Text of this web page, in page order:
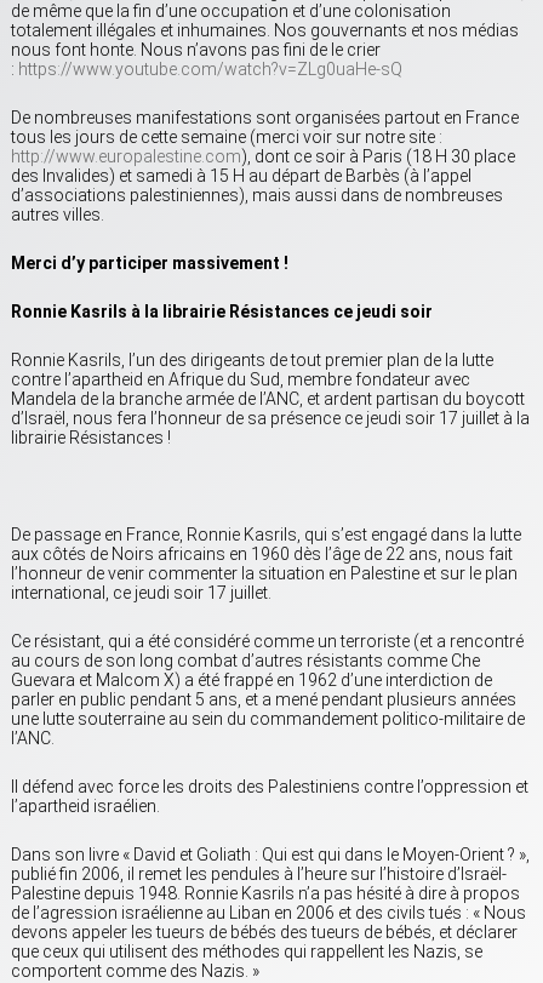
de même que la fin d’une occupation et d’une colonisation
totalement illégales et inhumaines. Nos gouvernants et nos médias
nous font honte. Nous n’avons pas fini de le crier
: https://www.youtube.com/watch?v=ZLg0uaHe-sQ
De nombreuses manifestations sont organisées partout en France
tous les jours de cette semaine (merci voir sur notre site :
http://www.europalestine.com), dont ce soir à Paris (18 H 30 place
des Invalides) et samedi à 15 H au départ de Barbès (à l’appel
d’associations palestiniennes), mais aussi dans de nombreuses
autres villes.
Merci d’y participer massivement !
Ronnie Kasrils à la librairie Résistances ce jeudi soir
Ronnie Kasrils, l’un des dirigeants de tout premier plan de la lutte
contre l’apartheid en Afrique du Sud, membre fondateur avec
Mandela de la branche armée de l’ANC, et ardent partisan du boycott
d’Israël, nous fera l’honneur de sa présence ce jeudi soir 17 juillet à la
librairie Résistances !
De passage en France, Ronnie Kasrils, qui s’est engagé dans la lutte
aux côtés de Noirs africains en 1960 dès l’âge de 22 ans, nous fait
l’honneur de venir commenter la situation en Palestine et sur le plan
international, ce jeudi soir 17 juillet.
Ce résistant, qui a été considéré comme un terroriste (et a rencontré
au cours de son long combat d’autres résistants comme Che
Guevara et Malcom X) a été frappé en 1962 d’une interdiction de
parler en public pendant 5 ans, et a mené pendant plusieurs années
une lutte souterraine au sein du commandement politico-militaire de
l’ANC.
Il défend avec force les droits des Palestiniens contre l’oppression et
l’apartheid israélien.
Dans son livre « David et Goliath : Qui est qui dans le Moyen-Orient ? »,
publié fin 2006, il remet les pendules à l’heure sur l’histoire d’Israël-
Palestine depuis 1948. Ronnie Kasrils n’a pas hésité à dire à propos
de l’agression israélienne au Liban en 2006 et des civils tués : « Nous
devons appeler les tueurs de bébés des tueurs de bébés, et déclarer
que ceux qui utilisent des méthodes qui rappellent les Nazis, se
comportent comme des Nazis. »